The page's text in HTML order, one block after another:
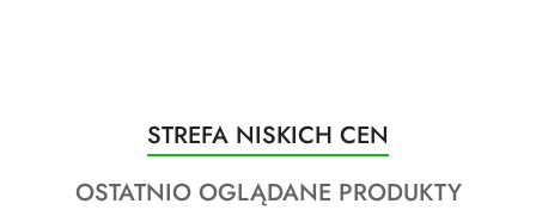
Pomiń karuzelę produktów
Produkty
o
statusie:
STREFA NISKICH CEN
Produkty
OSTATNIO OGLĄDANE PRODUKTY